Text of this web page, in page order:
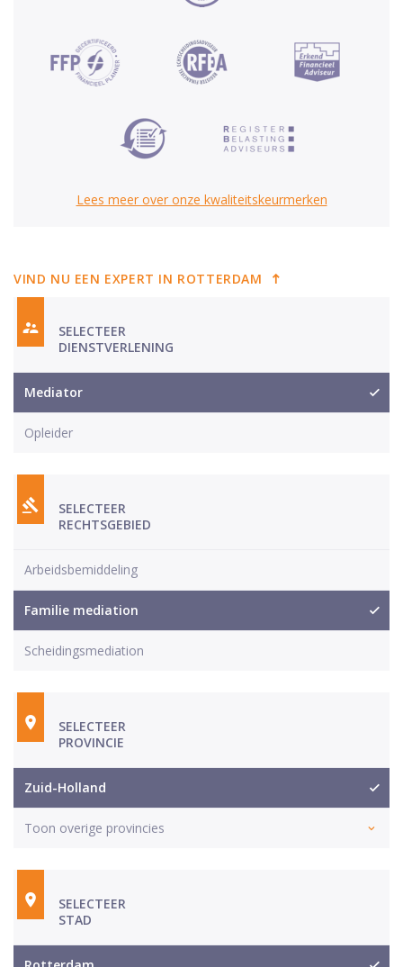
Lees meer over onze kwaliteitskeurmerken
VIND NU EEN EXPERT IN ROTTERDAM
SELECTEER
DIENSTVERLENING
Mediator
Opleider
SELECTEER
RECHTSGEBIED
Arbeidsbemiddeling
Familie mediation
Scheidingsmediation
SELECTEER
PROVINCIE
Zuid-Holland
Toon overige provincies
SELECTEER
STAD